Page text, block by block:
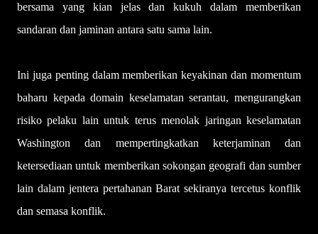
bersama yang kian jelas dan kukuh dalam memberikan
sandaran dan jaminan antara satu sama lain.
Ini juga penting dalam memberikan keyakinan dan momentum
baharu kepada domain keselamatan serantau, mengurangkan
risiko pelaku lain untuk terus menolak jaringan keselamatan
Washington dan mempertingkatkan keterjaminan dan
ketersediaan untuk memberikan sokongan geografi dan sumber
lain dalam jentera pertahanan Barat sekiranya tercetus konflik
dan semasa konflik.